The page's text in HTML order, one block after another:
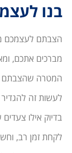
בנו
הצבתם לעצמכם
מברכים אתכם,
המטרה שהצבתם
לעשות זה
בדיוק אילו
לקחת זמן רב,